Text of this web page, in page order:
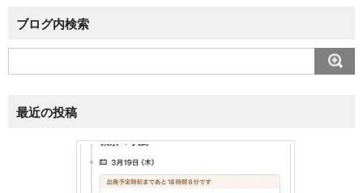
ブログ内検索
最近の投稿